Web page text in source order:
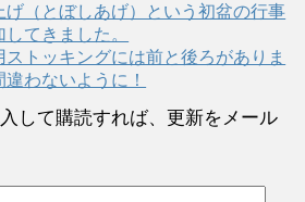
げ（とぼしあげ）という初盆の行事
してきました。
ストッキングには前と後ろがありま
違わないように！
して購読すれば、更新をメール